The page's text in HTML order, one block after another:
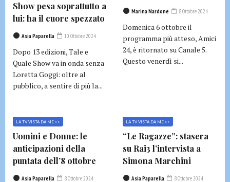
Show pesa soprattutto a
lui: ha il cuore spezzato
Asia Paparella 10 Ottobre 2024
Dopo 13 edizioni, Tale e
Quale Show va in onda senza
Loretta Goggi: oltre al
pubblico, a sentire di più la...
Marina Nardone 8 Ottobre 2024
Domenica 6 ottobre il
programma più atteso, Amici
24, è ritornato su Canale 5.
Questo venerdì si...
LA TV VISTA DA ME >>
Uomini e Donne: le
anticipazioni della
puntata dell’8 ottobre
Asia Paparella 8 Ottobre 2024
LA TV VISTA DA ME >>
“Le Ragazze”: stasera
su Rai3 l’intervista a
Simona Marchini
Asia Paparella 8 Ottobre 2024